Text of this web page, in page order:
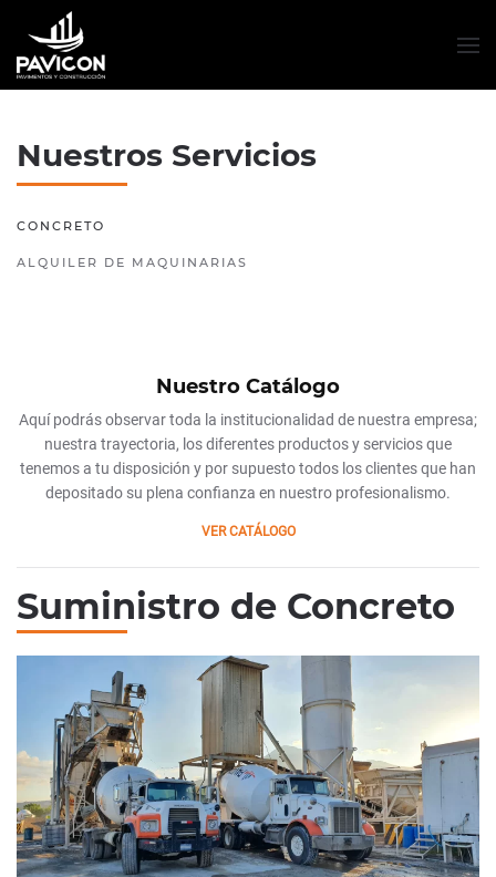
Nuestros Servicios
CONCRETO
ALQUILER DE MAQUINARIAS
Nuestro Catálogo
Aquí podrás observar toda la institucionalidad de nuestra empresa;
nuestra trayectoria, los diferentes productos y servicios que
tenemos a tu disposición y por supuesto todos los clientes que han
depositado su plena confianza en nuestro profesionalismo.
VER CATÁLOGO
Suministro de Concreto